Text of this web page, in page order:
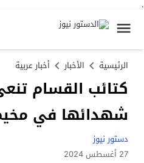
.
الرئيسية الأخبار أخبار عربية
شهدائها في
دستور نيوز
27 أغسطس 2024